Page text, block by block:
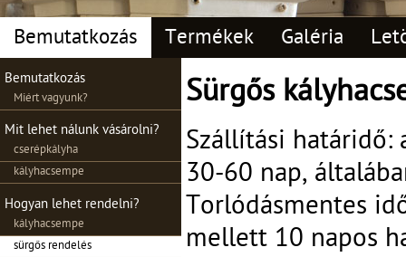
Bemutatkozás Termékek Galéria
Bemutatkozás
Miért vagyunk?
Mit lehet nálunk vásárolni?
cserépkályha
kályhacsempe
Hogyan lehet rendelni?
kályhacsempe
sürgős rendelés
Sürgős
Szállítási határidő:
30-60 nap,
Torlódásmentes
mellett 10 napos